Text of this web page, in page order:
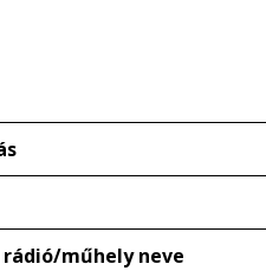
műhely neve